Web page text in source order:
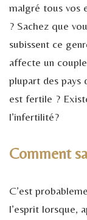
malgré tous vos
? Sachez que
subissent ce
affecte un
plupart des pays
est fertile ?
l’infertilité?
Comment
C’est
l’esprit lorsque,